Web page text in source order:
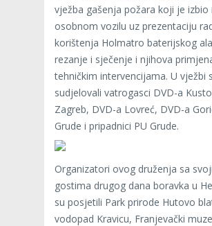
vježba gašenja požara koji je izbio
osobnom vozilu uz prezentaciju
korištenja Holmatro baterijskog
rezanje i sječenje i njihova
tehničkim intervencijama. U vježbi
sudjelovali vatrogasci DVD-a
Zagreb, DVD-a Lovreć, DVD-a
Grude i pripadnici PU Grude.
Organizatori ovog druženja sa
gostima drugog dana boravka u
su posjetili Park prirode Hutovo
vodopad Kravicu, Franjevački